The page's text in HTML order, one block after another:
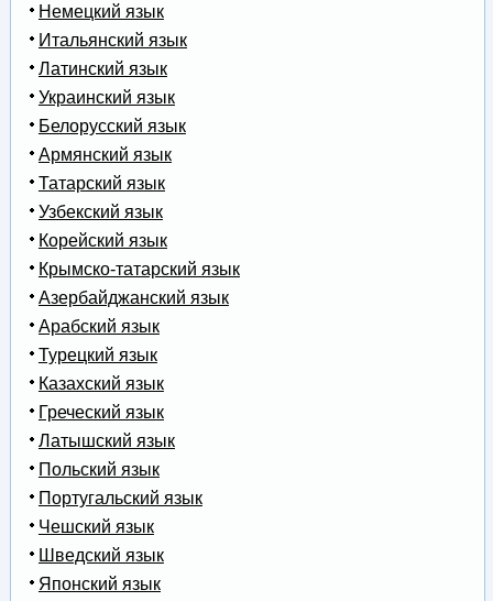
Немецкий язык
Итальянский язык
Латинский язык
Украинский язык
Белорусский язык
Армянский язык
Татарский язык
Узбекский язык
Корейский язык
Крымско-татарский язык
Азербайджанский язык
Арабский язык
Турецкий язык
Казахский язык
Греческий язык
Латышский язык
Польский язык
Португальский язык
Чешский язык
Шведский язык
Японский язык